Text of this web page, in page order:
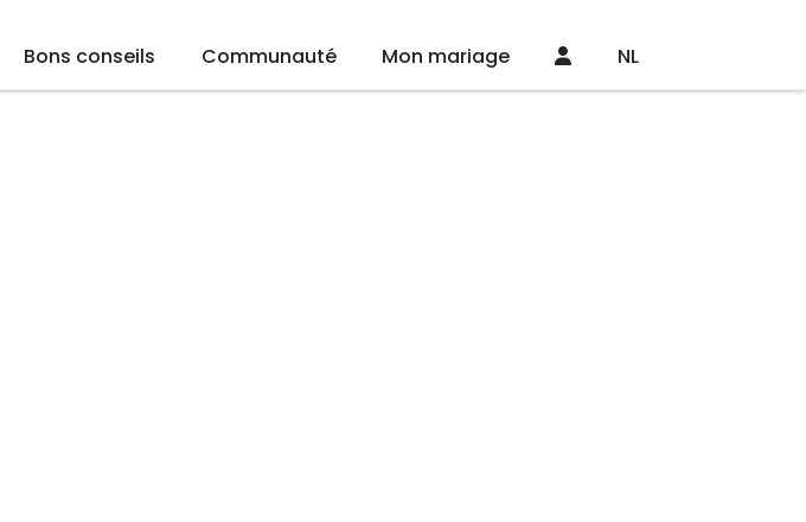
Bons conseils Communauté Mon mariage NL